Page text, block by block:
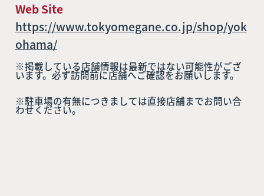
Web Site
https://www.tokyomegane.co.jp/shop/yok
ohama/
※掲載している店舗情報は最新ではない可能性がござ
います。必ず訪問前に店舗へご確認をお願いします。
※駐車場の有無につきましては直接店舗までお問い合
わせください。